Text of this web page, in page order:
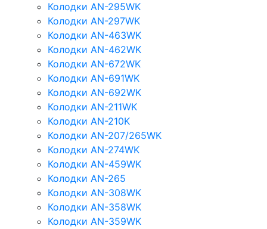
Колодки AN-295WK
Колодки AN-297WK
Колодки AN-463WK
Колодки AN-462WK
Колодки AN-672WK
Колодки AN-691WK
Колодки AN-692WK
Колодки AN-211WK
Колодки AN-210K
Колодки AN-207/265WK
Колодки AN-274WK
Колодки AN-459WK
Колодки AN-265
Колодки AN-308WK
Колодки AN-358WK
Колодки AN-359WK